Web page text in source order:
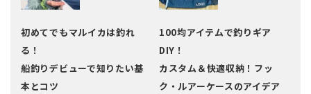
初めてでもマルイカは釣れ
る！
船釣りデビューで知りたい基
本とコツ
100均アイテムで釣りギア
DIY！
カスタム＆快適収納！フッ
ク・ルアーケースのアイデア